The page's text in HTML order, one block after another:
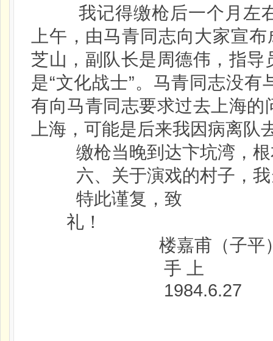
我记得缴枪后一个月左右
上午，由马青同志向大家宣
芝山，副队长是周德伟，指
是“文化战士”。马青同志没
有向马青同志要求过去上海
上海，可能是后来我因病离队
缴枪当晚到达卞坑湾，根
六、关于演戏的村子，我
特此谨复，致
礼！
楼嘉甫（子平
手 上
1984.6.27